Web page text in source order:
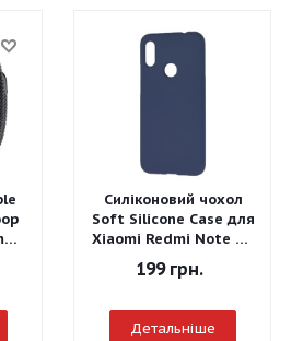
Силіконовий чохол
Soft Silicone Case для
Xiaomi Redmi Note 7 -
Graphite Gray
199грн.
Детальніше